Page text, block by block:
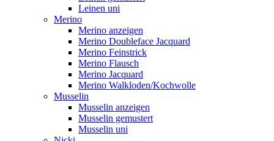
Leinen uni
Merino
Merino anzeigen
Merino Doubleface Jacquard
Merino Feinstrick
Merino Flausch
Merino Jacquard
Merino Walkloden/Kochwolle
Musselin
Musselin anzeigen
Musselin gemustert
Musselin uni